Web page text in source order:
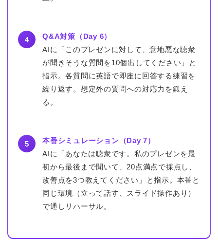
4
Q&A対策（Day 6）
AIに「このプレゼンに対して、意地悪な聴衆
が聞きそうな質問を10個出してください」と
指示。各質問に英語で即座に回答する練習を
繰り返す。想定外の質問への対応力を鍛え
る。
5
本番シミュレーション（Day 7）
AIに「あなたは聴衆です。私のプレゼンを最
初から最後まで聞いて、20点満点で採点し、
改善点を3つ教えてください」と指示。本番と
同じ環境（立って話す、スライド操作あり）
で通しリハーサル。